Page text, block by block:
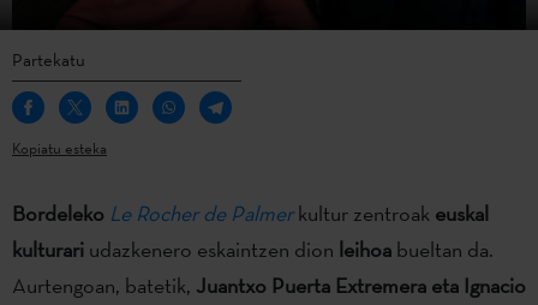
Partekatu
Kopiatu esteka
Bordeleko Le Rocher de Palmerkultur zentroak euskal
kulturari udazkenero eskaintzen dion leihoa bueltan da.
Aurtengoan, batetik, Juantxo Puerta Extremera eta Ignacio